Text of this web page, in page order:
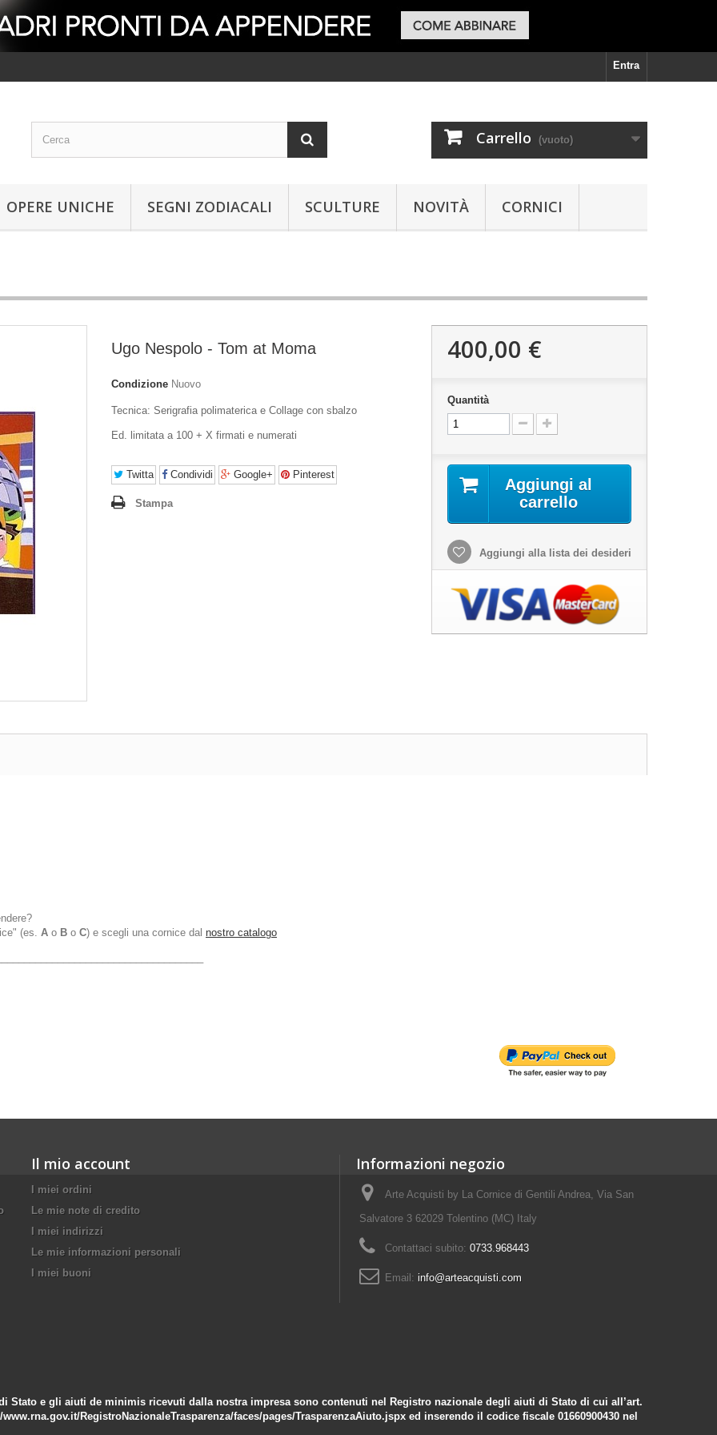
Entra
Carrello (vuoto)
OPERE UNICHE SEGNI ZODIACALI SCULTURE NOVITÀ CORNICI
Ugo Nespolo - Tom at Moma
Condizione Nuovo
Tecnica: Serigrafia polimaterica e Collage con sbalzo
Ed. limitata a 100 + X firmati e numerati
Twitta Condividi Google+ Pinterest
Stampa
400,00 €
Quantità
Aggiungi al
carrello
Aggiungi alla lista dei desideri
(es. A o B o C) e scegli una cornice dal nostro catalogo
Il mio account
I miei ordini
Le mie note di credito
I miei indirizzi
Le mie informazioni personali
I miei buoni
Informazioni negozio
Arte Acquisti by La Cornice di Gentili Andrea, Via San
Salvatore 3 62029 Tolentino (MC) Italy
Contattaci subito: 0733.968443
Email: info@arteacquisti.com
e gli aiuti de minimis ricevuti dalla nostra impresa sono contenuti nel Registro nazionale degli aiuti di Stato di cui all’art.
RegistroNazionaleTrasparenza/faces/pages/TrasparenzaAiuto.jspx ed inserendo il codice fiscale 01660900430 nel